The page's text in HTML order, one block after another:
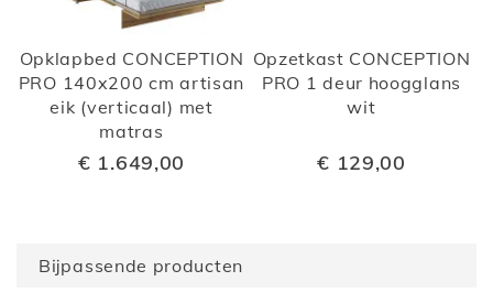
Opklapbed CONCEPTION
PRO 140x200 cm artisan
eik (verticaal) met
matras
€ 1.649,00
Opzetkast CONCEPTION
PRO 1 deur hoogglans
wit
€ 129,00
Bijpassende producten